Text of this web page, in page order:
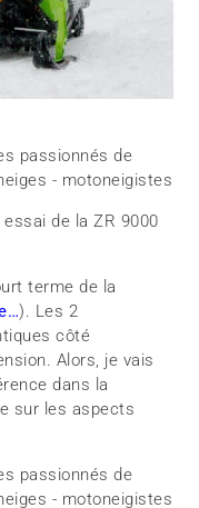
de la ZR 9000
terme de la
). Les 2
côté
Alors, je vais
dans la
sur les aspects